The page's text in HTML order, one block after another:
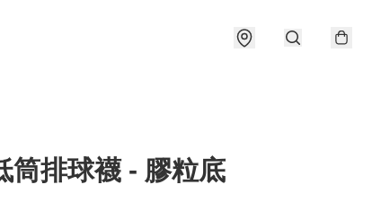
筒排球襪 - 膠粒底